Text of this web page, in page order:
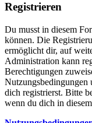
Registrieren
Du musst in diesem
können. Die
ermöglicht dir, auf
Administration kann
Berechtigungen
Nutzungsbedingungen
dich registrierst. Bitte
wenn du dich in